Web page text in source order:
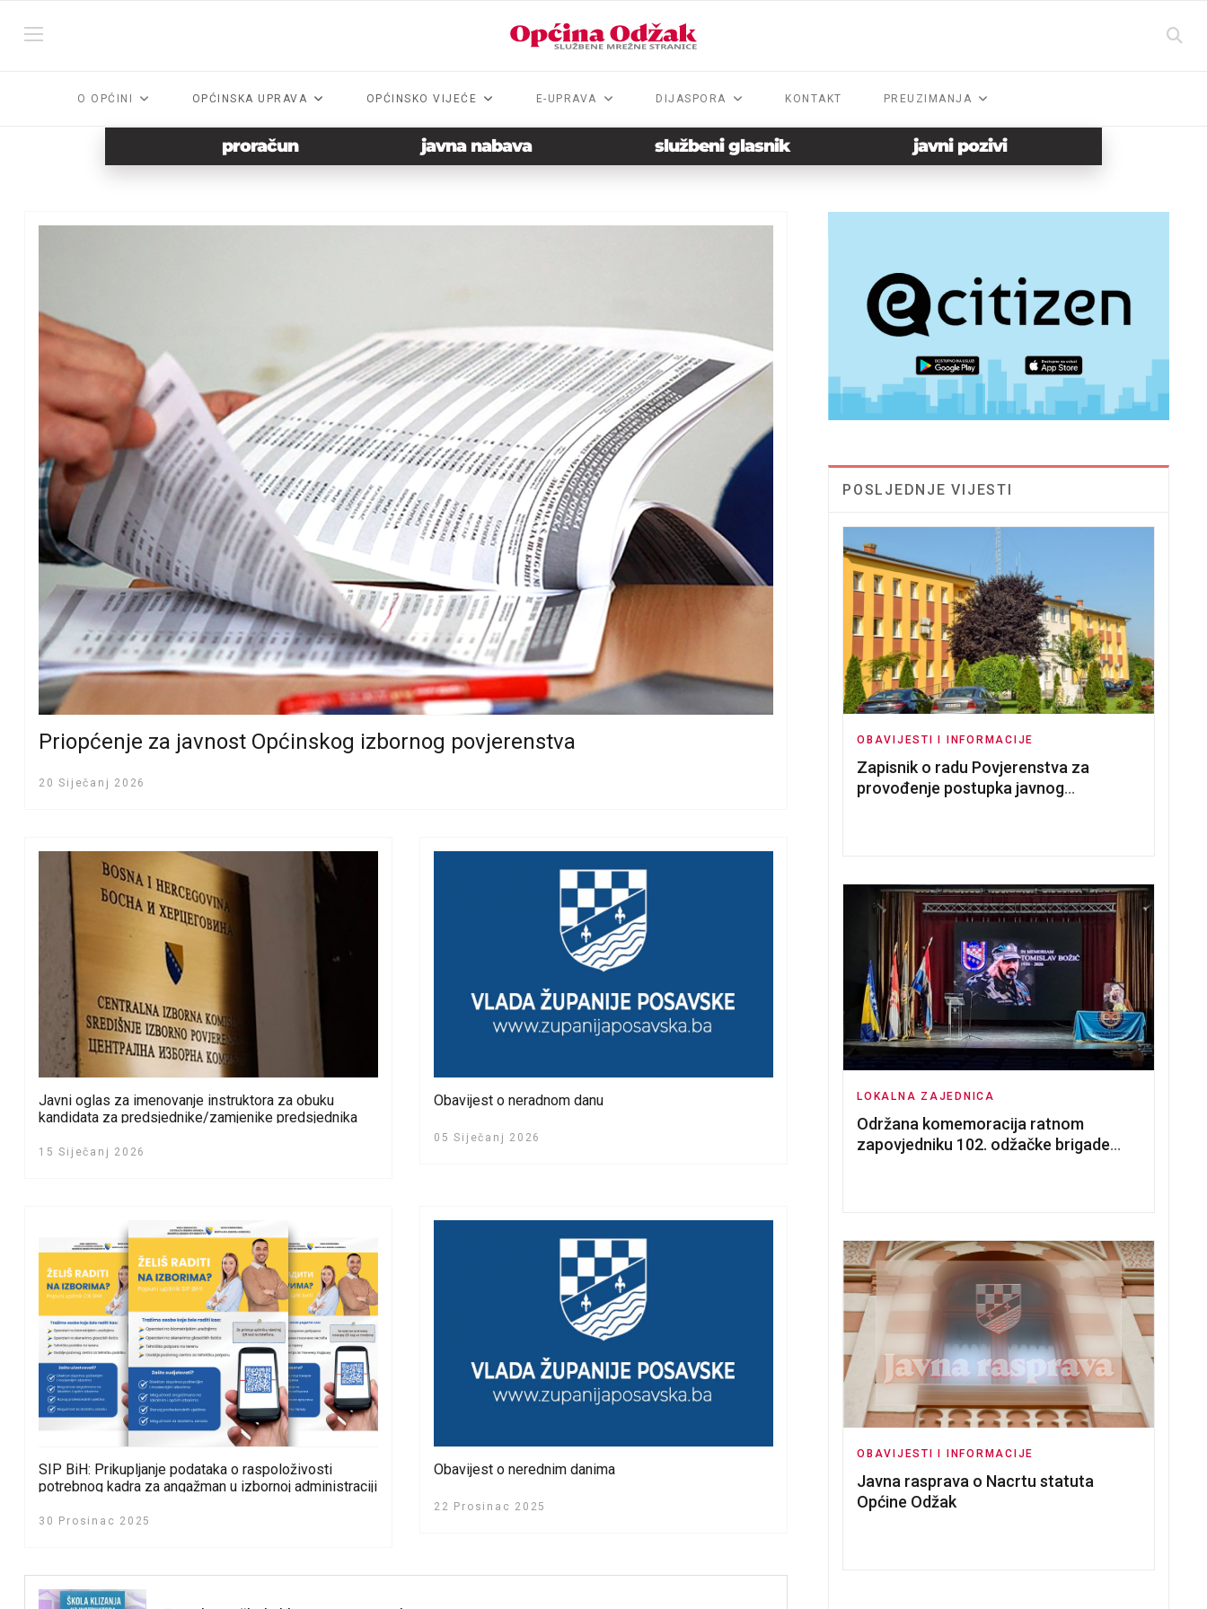
O OPĆINI OPĆINSKA UPRAVA OPĆINSKO VIJEĆE E-UPRAVA DIJASPORA KONTAKT PREUZIMANJA
proračun javna nabava službeni glasnik javni pozivi
Priopćenje za javnost Općinskog izbornog povjerenstva
20 Siječanj 2026
Javni oglas za imenovanje instruktora za obuku
kandidata za predsjednike/zamjenike predsjednika
15 Siječanj 2026
Obavijest o neradnom danu
05 Siječanj 2026
SIP BiH: Prikupljanje podataka o raspoloživosti
potrebnog kadra za angažman u izbornoj administraciji
30 Prosinac 2025
Obavijest o nerednim danima
22 Prosinac 2025
POSLJEDNJE VIJESTI
OBAVIJESTI I INFORMACIJE
Zapisnik o radu Povjerenstva za
provođenje postupka javnog
LOKALNA ZAJEDNICA
Održana komemoracija ratnom
zapovjedniku 102. odžačke brigade
OBAVIJESTI I INFORMACIJE
Javna rasprava o Nacrtu statuta
Općine Odžak